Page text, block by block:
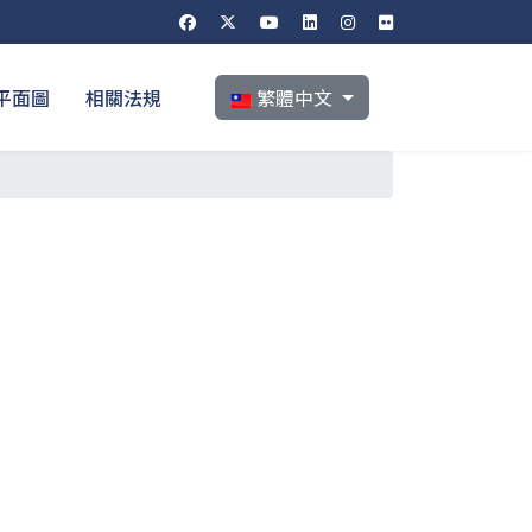
面圖 相關法規 選擇你的語言
繁體中文